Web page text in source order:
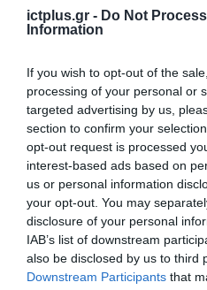
ictplus.gr - Do Not
Information
If you wish to opt-out of the
processing of your personal or
targeted advertising by us,
section to confirm your
opt-out request is processed
interest-based ads based on
us or personal information
your opt-out. You may
disclosure of your personal
IAB’s list of downstream
also be disclosed by us to third
Downstream Participants that
Σ. Καλαφάτης: «Η
δεν είναι απλώς μια
νέα τεχνολογία, είναι
μια νέα βιομηχανική
επανάσταση»
31.07.2026
Νέος οδηγός του ΕΚΤ
για τη χρηματοδότηση
των ελληνικών
επιχειρήσεων στον
χώρο της άμυνας
Η πιο ταξιδιάρικη
βαλίτσα του φετινού
καλοκαιριού έχει την